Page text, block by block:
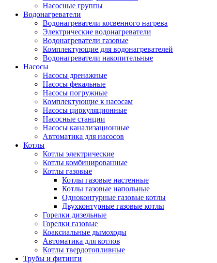
Насосные группы
Водонагреватели
Водонагреватели косвенного нагрева
Электрические водонагреватели
Водонагреватели газовые
Комплектующие для водонагревателей
Водонагреватели накопительные
Насосы
Насосы дренажные
Насосы фекальные
Насосы погружные
Комплектующие к насосам
Насосы циркуляционные
Насосные станции
Насосы канализационные
Автоматика для насосов
Котлы
Котлы электрические
Котлы комбинированные
Котлы газовые
Котлы газовые настенные
Котлы газовые напольные
Одноконтурные газовые котлы
Двухконтурные газовые котлы
Горелки дизельные
Горелки газовые
Коаксиальные дымоходы
Автоматика для котлов
Котлы твердотопливные
Трубы и фитинги